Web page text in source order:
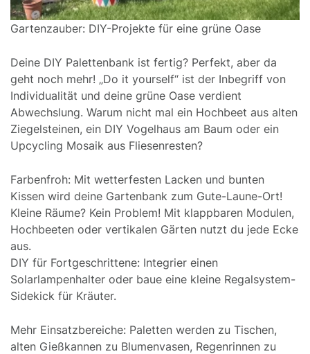
Gartenzauber: DIY-Projekte für eine grüne Oase
Deine DIY Palettenbank ist fertig? Perfekt, aber da
geht noch mehr! „Do it yourself“ ist der Inbegriff von
Individualität und deine grüne Oase verdient
Abwechslung. Warum nicht mal ein Hochbeet aus alten
Ziegelsteinen, ein DIY Vogelhaus am Baum oder ein
Upcycling Mosaik aus Fliesenresten?
Farbenfroh: Mit wetterfesten Lacken und bunten
Kissen wird deine Gartenbank zum Gute-Laune-Ort!
Kleine Räume? Kein Problem! Mit klappbaren Modulen,
Hochbeeten oder vertikalen Gärten nutzt du jede Ecke
aus.
DIY für Fortgeschrittene: Integrier einen
Solarlampenhalter oder baue eine kleine Regalsystem-
Sidekick für Kräuter.
Mehr Einsatzbereiche: Paletten werden zu Tischen,
alten Gießkannen zu Blumenvasen, Regenrinnen zu